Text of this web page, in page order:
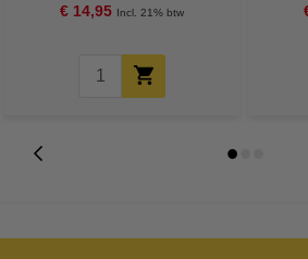
€ 14,95 Incl. 21% btw